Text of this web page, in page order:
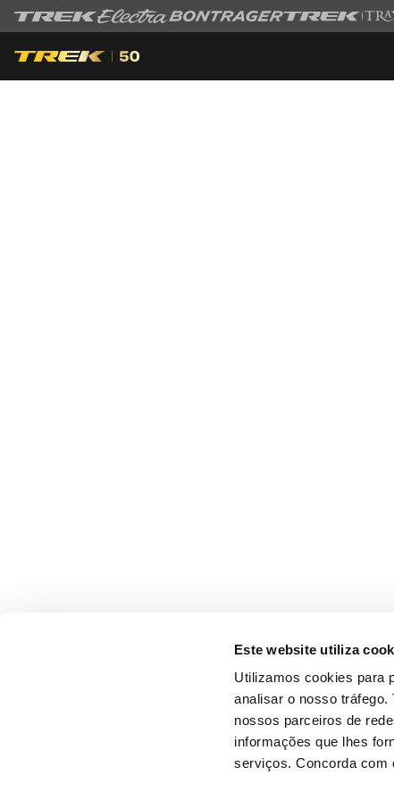
Este website utiliza
Utilizamos cookies para
analisar o nosso
nossos parceiros de
informações que lhes
serviços. Concorda com